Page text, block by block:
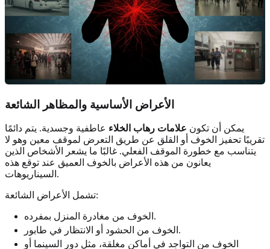
الأعراض الأساسية والمظاهر الشائعة
يمكن أن تكون علامات رهاب الخلاء عاطفية وجسدية. يتم دائمًا
تقريبًا تحفيز الخوف أو القلق عن طريق التعرض لموقف معين وهو لا
يتناسب مع خطورة الموقف الفعلي. غالبًا ما يشعر الأشخاص الذين
يعانون من هذه الأعراض بالخوف العميق عند توقع هذه
السيناريوهات.
تشمل الأعراض الشائعة:
الخوف من مغادرة المنزل بمفرده.
الخوف من الحشود أو الانتظار في طابور.
الخوف من التواجد في أماكن مغلقة، مثل دور السينما أو